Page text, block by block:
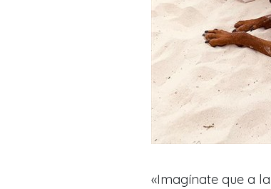
«Imagínate que a